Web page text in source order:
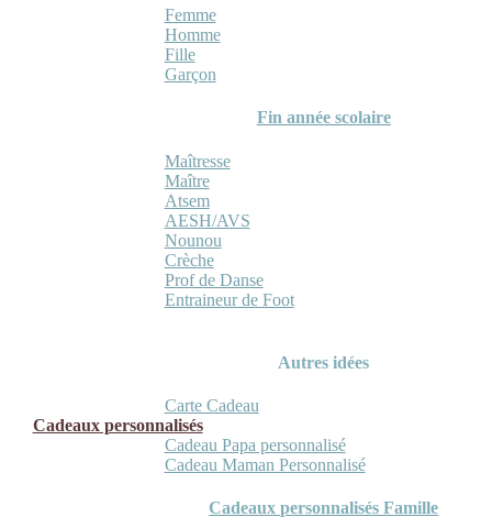
Femme
Homme
Fille
Garçon
Fin année scolaire
Maîtresse
Maître
Atsem
AESH/AVS
Nounou
Crèche
Prof de Danse
Entraineur de Foot
Autres idées
Carte Cadeau
Cadeaux personnalisés
Cadeau Papa personnalisé
Cadeau Maman Personnalisé
Cadeaux personnalisés Famille